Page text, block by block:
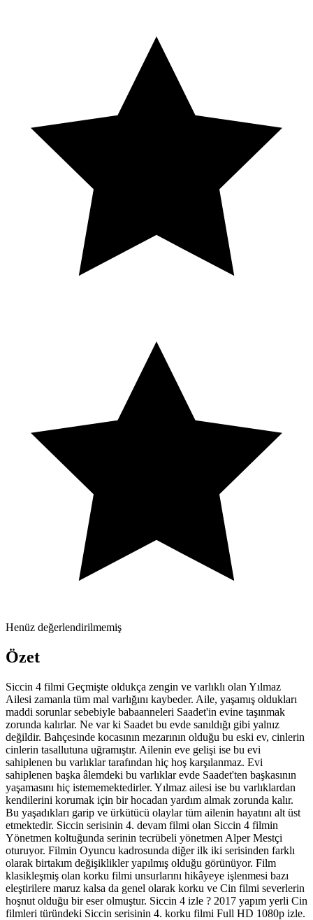
Henüz değerlendirilmemiş
Özet
Siccin 4 filmi Geçmişte oldukça zengin ve varlıklı olan Yılmaz
Ailesi zamanla tüm mal varlığını kaybeder. Aile, yaşamış oldukları
maddi sorunlar sebebiyle babaanneleri Saadet'in evine taşınmak
zorunda kalırlar. Ne var ki Saadet bu evde sanıldığı gibi yalnız
değildir. Bahçesinde kocasının mezarının olduğu bu eski ev, cinlerin
cinlerin tasallutuna uğramıştır. Ailenin eve gelişi ise bu evi
sahiplenen bu varlıklar tarafından hiç hoş karşılanmaz. Evi
sahiplenen başka âlemdeki bu varlıklar evde Saadet'ten başkasının
yaşamasını hiç istememektedirler. Yılmaz ailesi ise bu varlıklardan
kendilerini korumak için bir hocadan yardım almak zorunda kalır.
Bu yaşadıkları garip ve ürkütücü olaylar tüm ailenin hayatını alt üst
etmektedir. Siccin serisinin 4. devam filmi olan Siccin 4 filmin
Yönetmen koltuğunda serinin tecrübeli yönetmen Alper Mestçi
oturuyor. Filmin Oyuncu kadrosunda diğer ilk iki serisinden farklı
olarak birtakım değişiklikler yapılmış olduğu görünüyor. Film
klasikleşmiş olan korku filmi unsurlarını hikâyeye işlenmesi bazı
eleştirilere maruz kalsa da genel olarak korku ve Cin filmi severlerin
hoşnut olduğu bir eser olmuştur. Siccin 4 izle ? 2017 yapım yerli Cin
filmleri türündeki Siccin serisinin 4. korku filmi Full HD 1080p izle.